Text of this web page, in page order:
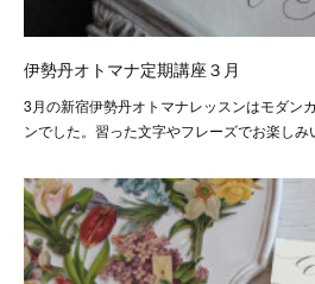
伊勢丹オトマナ定期講座３月
3月の新宿伊勢丹オトマナレッスンはモダン
ンでした。習った文字やフレーズでお楽し